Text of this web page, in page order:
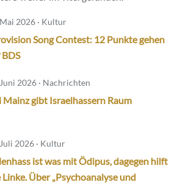
2026 · Kultur
Song Contest: 12 Punkte gehen
BDS
2026 · Nachrichten
Mainz gibt Israelhassern Raum
2026 · Kultur
ist was mit Ödipus, dagegen hilft
Linke. Über „Psychoanalyse und